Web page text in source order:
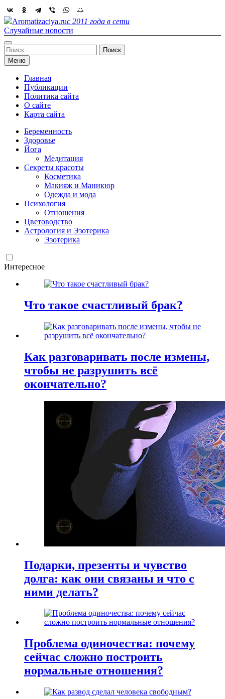
Skip
to
content
Aromatizaciya.ruс 2011 года в сети
Случайные новости
Найти:
Меню
Главная
Публикации
Политика сайта
О сайте
Карта сайта
Беременность
Здоровье
Йога
Медитация
Секреты красоты
Косметика
Макияж и Маникюр
Одежда и мода
Психология
Отношения
Цветоводство
Астрология и Эзотерика
Эзотерика
Интересное
Что такое счастливый брак?
Как разговаривать после измены,
чтобы не разрушить всё
окончательно?
Подарки, презенты и чувство
долга: как они связаны и что с
ними делать?
Проблема одиночества: почему
сейчас сложно построить
нормальные отношения?